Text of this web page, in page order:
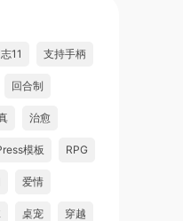
11 支持手柄
回合制
治愈
模板 RPG
爱情
桌宠 穿越